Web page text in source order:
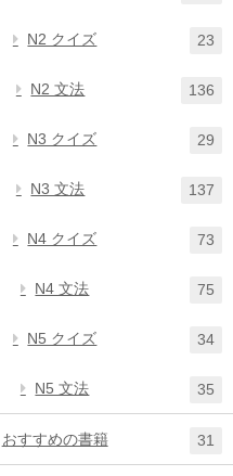
N2 クイズ 23
N2 文法 136
N3 クイズ 29
N3 文法 137
N4 クイズ 73
N4 文法 75
N5 クイズ 34
N5 文法 35
おすすめの書籍 31